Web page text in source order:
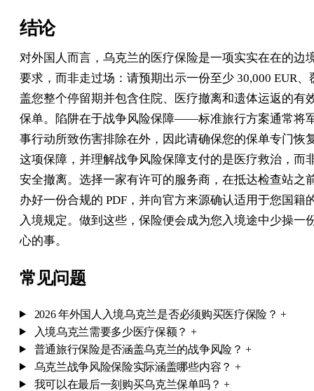
结论
对外国人而言，乌克兰的医疗保险是一项实实在在的边
要求，而非走过场：请预期出示一份至少 30,000 EUR、
盖您整个停留期并包含住院、医疗撤离和遗体运返的有
保单。陷阱在于战争风险保障——标准旅行方案通常将
事行动所致伤害排除在外，因此请确保您的保单专门恢
这项保障，并理解战争风险保障支付的是医疗救治，而
安全撤离。选择一家有许可的服务商，在抵达检查站之
办好一份合规的 PDF，并向官方来源确认适用于您国籍
入境规定。做到这些，保险便会成为您入境途中少操一
心的事。
常见问题
2026 年外国人入境乌克兰是否必须购买医疗保险？ +
入境乌克兰需要多少医疗保额？ +
普通旅行保险是否涵盖乌克兰的战争风险？ +
乌克兰战争风险保险实际涵盖哪些内容？ +
我可以在最后一刻购买乌克兰保单吗？ +